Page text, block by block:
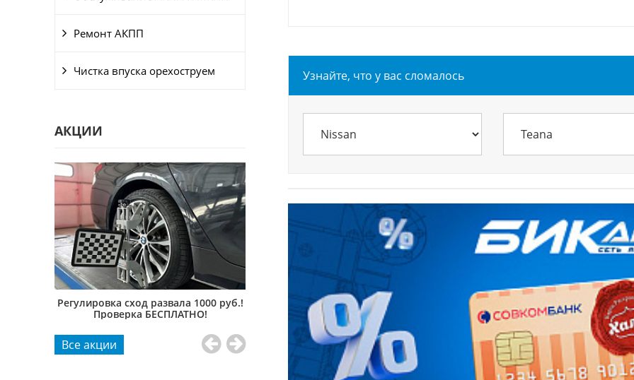
Ремонт АКПП
Чистка впуска орехоструем
АКЦИИ
Регулировка сход развала 1000 руб.!
Проверка БЕСПЛАТНО!
Техническое обслуживание
БЕСПЛАТНО!
Эвакуатор БЕСПЛАТНО!
Все акции
Узнайте, что у вас сломалось